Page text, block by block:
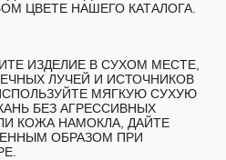
ЦВЕТЕ НАШЕГО КАТАЛОГА.
ИЗДЕЛИЕ В СУХОМ МЕСТЕ,
ЛУЧЕЙ И ИСТОЧНИКОВ
МЯГКУЮ СУХУЮ
БЕЗ АГРЕССИВНЫХ
КОЖА НАМОКЛА, ДАЙТЕ
ОБРАЗОМ ПРИ